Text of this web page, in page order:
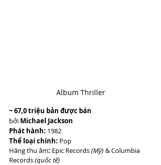
Album Thriller
~ 67,0 triệu bản được bán
bởi Michael Jackson
Phát hành: 1982
Thể loại chính: Pop
Hãng thu âm: Epic Records (Mỹ) & Columbia
Records (quốc tế)